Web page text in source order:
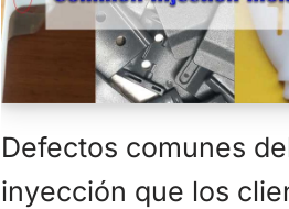
Defectos comunes
inyección que los